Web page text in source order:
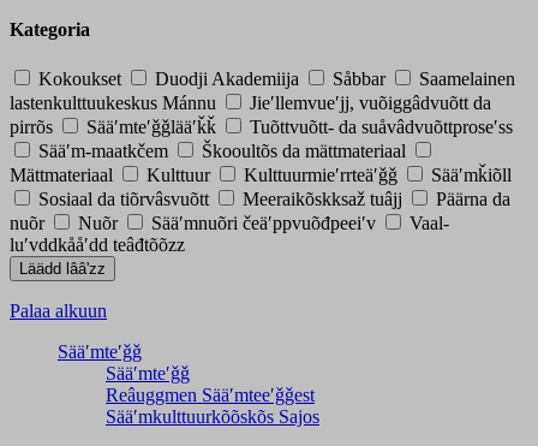
Kategoria
Kokoukset Duodji Akademiija Såbbar
Saamelainen
lastenkulttuukeskus Mánnu
Jieʹllemvueʹjj, vuõiggâdvuõtt da
pirrõs
Sääʹmteʹǧǧlääʹǩǩ
Tuõttvuõtt- da suåvâdvuõttproseʹss
Sääʹm-maatkčem
Škooultõs da mättmateriaal
Mättmateriaal
Kulttuur Kulttuurmieʹrrteäʹǧǧ
Sääʹmǩiõll
Sosiaal da tiõrvâsvuõtt
Meeraikõskksaž tuâjj
Päärna da
nuõr
Nuõr Sääʹmnuõri čeäʹppvuõđpeeiʹv
Vaal-
luʹvddkååʹdd teâđtõõzz
Palaa alkuun
Sääʹmteʹǧǧ
Sääʹmteʹǧǧ
Reâuggmen Sääʹmteeʹǧǧest
Sääʹmkulttuurkõõskõs Sajos